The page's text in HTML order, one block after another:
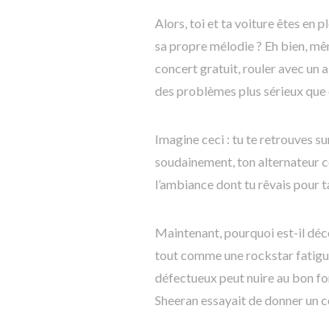
Alors, toi et ta voiture êtes en
sa propre mélodie ? Eh bien,
concert gratuit, rouler avec un
des problèmes plus sérieux
Imagine ceci : tu te retrouves
soudainement, ton alternateur
l’ambiance dont tu rêvais pour
Maintenant, pourquoi est-il
tout comme une rockstar
défectueux peut nuire au bon
Sheeran essayait de donner un